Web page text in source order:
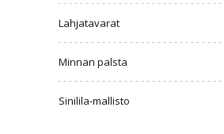
Lahjatavarat
Minnan palsta
Sinilila-mallisto